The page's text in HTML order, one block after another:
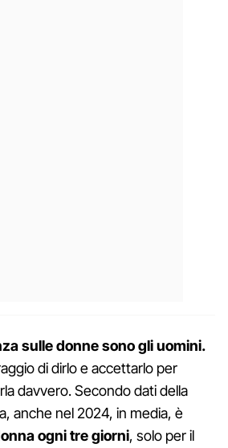
sulle donne sono gli uomini.
di dirlo e accettarlo per
davvero. Secondo dati della
anche nel 2024, in media, è
ogni tre giorni, solo per il